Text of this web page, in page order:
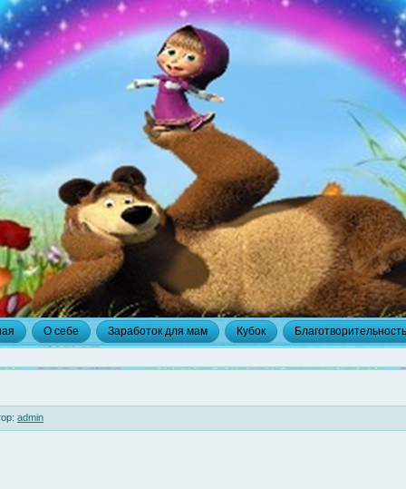
О себе Заработок для мам Кубок Благотворительность
admin